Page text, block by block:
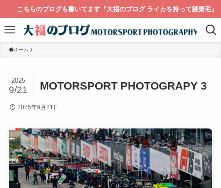
こちらのブログも書いてます『大福のブログ ライカを持って膝栗毛』
ホーム
MOTORSPORT PHOTOGRAPY 3
2025
9/21
2025年9月21日